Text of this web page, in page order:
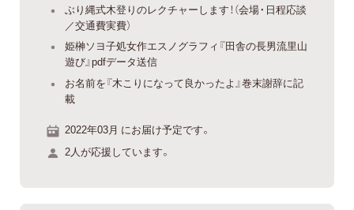
ぶり縄式木登りのレクチャーします！（会場・日程応談
／交通費実費）
姫榊ソヨ子処女作エスノグラフィ『田舎の長男流里山
遊び』pdfデータ送信
お名前を『木こりになって良かったよ』巻末謝辞に記
載
2022年03月 にお届け予定です。
2人が応援しています。